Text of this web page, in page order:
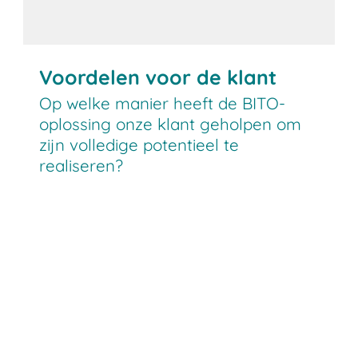
Voordelen voor de klant
Op welke manier heeft de BITO-
oplossing onze klant geholpen om
zijn volledige potentieel te
realiseren?